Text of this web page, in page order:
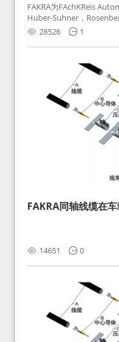
FAKRA为FAchKReis
Huber-Suhner，
Huber-Suhner相关连接器
Rosenberger）缩写。起
接，如今FAKRA已成为汽
28526 1
FAKRA同轴线缆在
14651 0